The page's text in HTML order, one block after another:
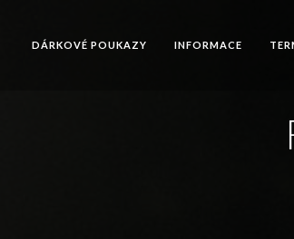
DÁRKOVÉ POUKAZY INFORMACE